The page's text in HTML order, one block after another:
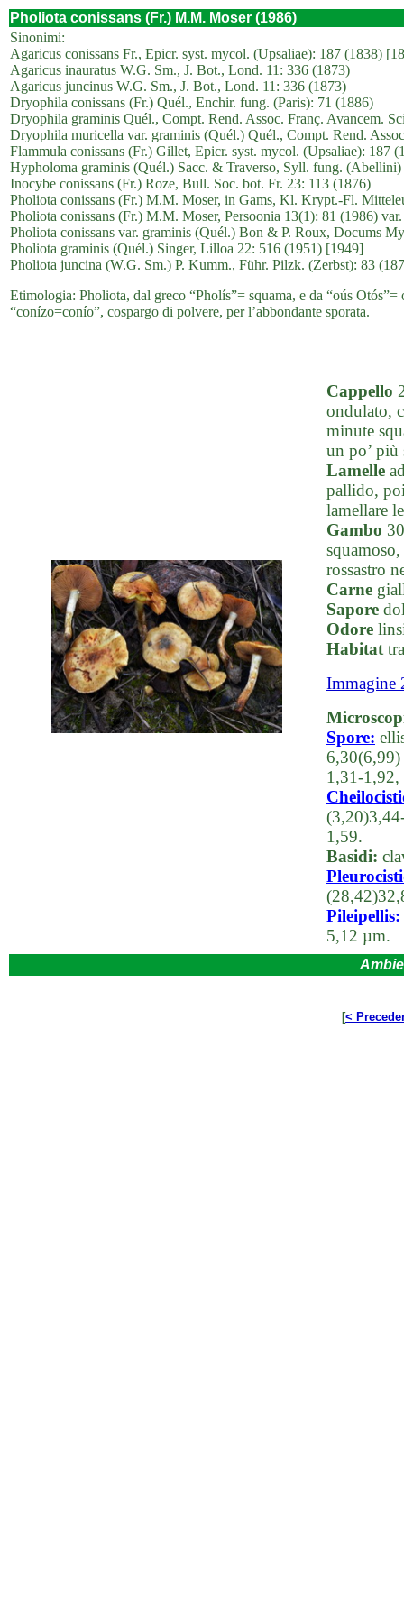
Pholiota conissans (Fr.) M.M. Moser (1986)
Sinonimi:
Agaricus conissans Fr., Epicr. syst. mycol. (Upsaliae): 187 (1838)
Agaricus inauratus W.G. Sm., J. Bot., Lond. 11: 336 (1873)
Agaricus juncinus W.G. Sm., J. Bot., Lond. 11: 336 (1873)
Dryophila conissans (Fr.) Quél., Enchir. fung. (Paris): 71 (1886)
Dryophila graminis Quél., Compt. Rend. Assoc. Franç. Avancem.
Dryophila muricella var. graminis (Quél.) Quél., Compt. Rend.
Flammula conissans (Fr.) Gillet, Epicr. syst. mycol. (Upsaliae): 187
Hypholoma graminis (Quél.) Sacc. & Traverso, Syll. fung.
Inocybe conissans (Fr.) Roze, Bull. Soc. bot. Fr. 23: 113 (1876)
Pholiota conissans (Fr.) M.M. Moser, in Gams, Kl. Krypt.-Fl.
Pholiota conissans (Fr.) M.M. Moser, Persoonia 13(1): 81 (1986) var.
Pholiota conissans var. graminis (Quél.) Bon & P. Roux, Docums
Pholiota graminis (Quél.) Singer, Lilloa 22: 516 (1951) [1949]
Pholiota juncina (W.G. Sm.) P. Kumm., Führ. Pilzk. (Zerbst): 83
Etimologia: Pholiota, dal greco “Pholís”= squama, e da “oús
“conízo=conío”, cospargo di polvere, per l’abbondante sporata.
Cappello
ondulato,
minute
un po’
Lamelle
pallido,
lamellare
Gambo
rossastro
Carne
Sapore
Odore
Habitat
Immagine
Spore:
1,31-
1,59.
Basidi:
Pileipellis:
5,12 µm.
[<